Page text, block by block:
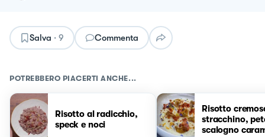
Salva · 9 Commenta
POTREBBERO PIACERTI ANCHE...
Risotto al radicchio,
speck e noci
Risotto
stracchino,
scalogno